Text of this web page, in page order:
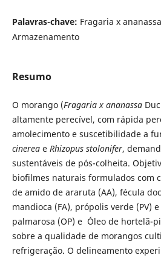
Palavras-chave: Fragaria x
Armazenamento
Resumo
O morango (Fragaria x ananassa
altamente perecível, com rápida
amolecimento e suscetibilidade a
cinereae Rhizopus stolonifer,
sustentáveis de pós-colheita.
biofilmes naturais formulados com
de amido de araruta (AA), fécula
mandioca (FA), própolis verde (PV)
palmarosa (OP) e Óleo de hortelã-
sobre a qualidade de morangos
refrigeração. O delineamento